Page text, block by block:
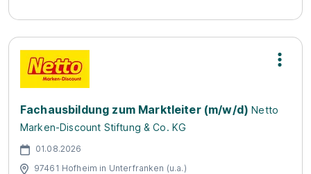
Fachausbildung zum Marktleiter (m/w/d) Netto
Marken-Discount Stiftung & Co. KG
01.08.2026
97461 Hofheim in Unterfranken (u.a.)